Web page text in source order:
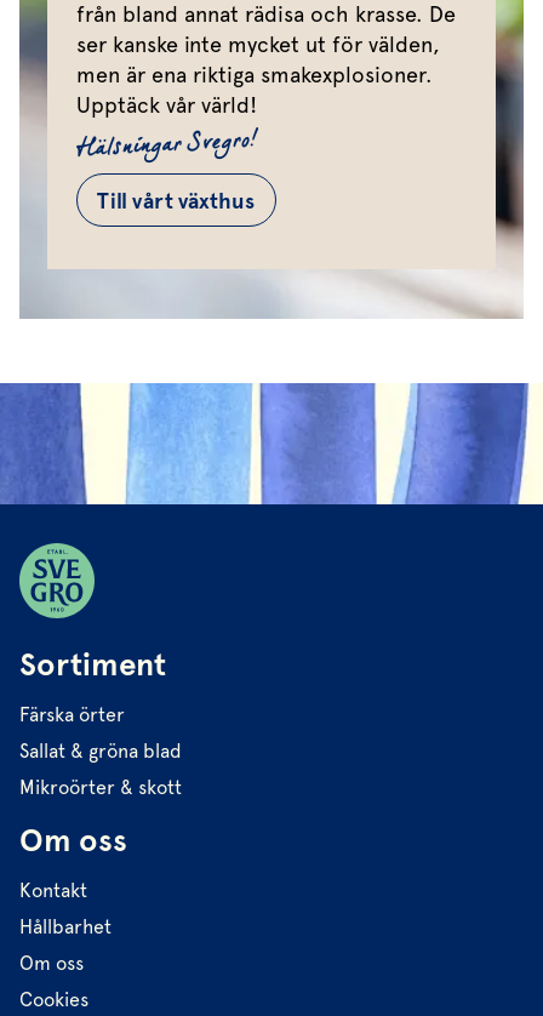
från bland annat rädisa och krasse. De
ser kanske inte mycket ut för välden,
men är ena riktiga smakexplosioner.
Upptäck vår värld!
Hälsningar Svegro!
Till vårt växthus
Sortiment
Färska örter
Sallat & gröna blad
Mikroörter & skott
Om oss
Kontakt
Hållbarhet
Om oss
Cookies